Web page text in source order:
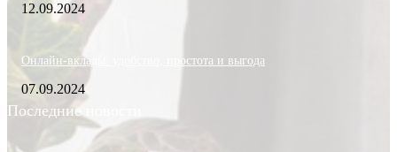
12.09.2024
Онлайн-вклады: удобство, простота и выгода
07.09.2024
Последние новости